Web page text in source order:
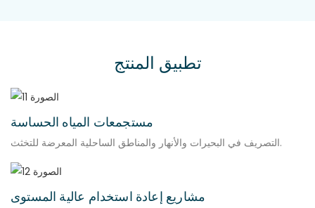
تطبيق المنتج
مستجمعات المياه الحساسة
التصريف في البحيرات والأنهار والمناطق الساحلية المعرضة للتخثث.
مشاريع إعادة استخدام عالية المستوى